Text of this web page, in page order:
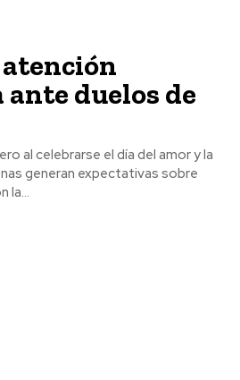
duelos de
al celebrarse el día del amor y la
generan expectativas sobre
la...